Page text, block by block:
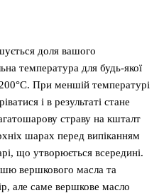
доля вашого
температура для будь-якої
При меншій температурі
і в результаті стане
страву на кшталт
шарах перед випіканням
що утворюється всередині.
вершкового масла та
але саме вершкове масло